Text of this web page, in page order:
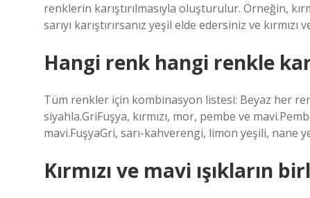
renklerin karıştırılmasıyla oluşturulur. Örneğin,
sarıyı karıştırırsanız yeşil elde edersiniz ve
Hangi renk hangi renkle
Tüm renkler için kombinasyon listesi: Beyaz her
siyahla.GriFuşya, kırmızı, mor, pembe ve
mavi.FuşyaGri, sarı-kahverengi, limon yeşili, nane
Kırmızı ve mavi ışıkların